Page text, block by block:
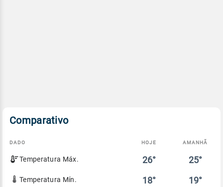
Comparativo
Comparativo
entre
previsão
DADO HOJE AMANHÃ
Temperatura Máx. 26° 25°
Temperatura Mín. 18° 19°